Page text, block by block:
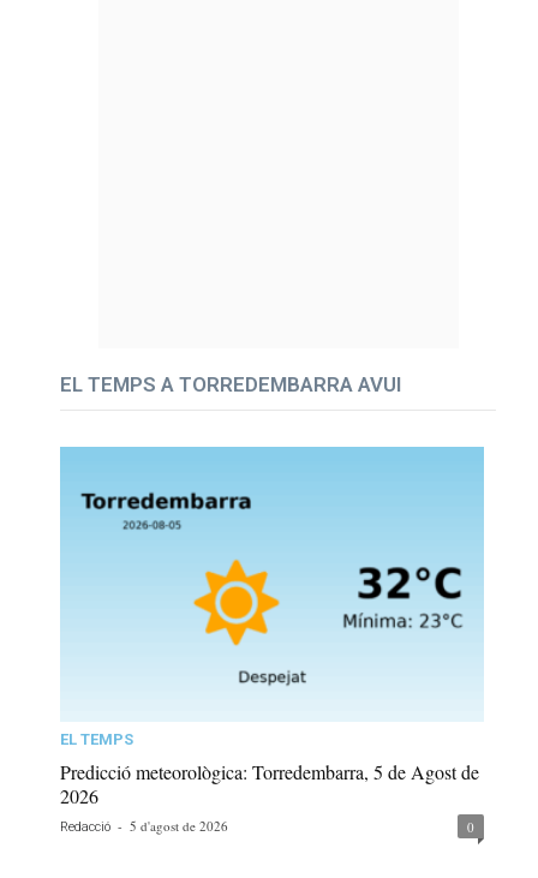
EL TEMPS A TORREDEMBARRA AVUI
EL TEMPS
Predicció meteorològica: Torredembarra, 5 de Agost de
2026
Redacció - 5 d'agost de 2026 0